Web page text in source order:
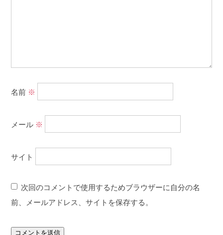
名前 ※
メール ※
サイト
次回のコメントで使用するためブラウザーに自分の名
前、メールアドレス、サイトを保存する。